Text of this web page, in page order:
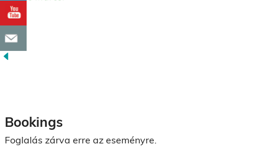
Bookings
Foglalás zárva erre az eseményre.